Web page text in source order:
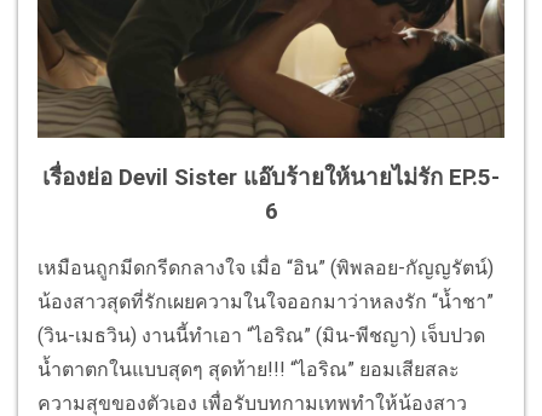
เรื่องย่อ Devil Sister แอ๊บร้ายให้นายไม่รัก EP.5-
6
เหมือนถูกมีดกรีดกลางใจ เมื่อ “อิน” (พิพลอย-กัญญรัตน์)
น้องสาวสุดที่รักเผยความในใจออกมาว่าหลงรัก “น้ำชา”
(วิน-เมธวิน) งานนี้ทำเอา “ไอริณ” (มิน-พีชญา) เจ็บปวด
น้ำตาตกในแบบสุดๆ สุดท้าย!!! “ไอริณ” ยอมเสียสละ
ความสุขของตัวเอง เพื่อรับบทกามเทพทำให้น้องสาว